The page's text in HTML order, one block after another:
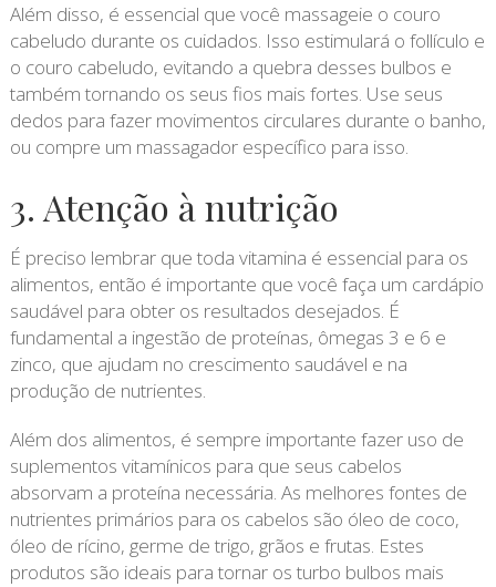
Além disso, é essencial que você massageie o couro
cabeludo durante os cuidados. Isso estimulará o follículo e
o couro cabeludo, evitando a quebra desses bulbos e
também tornando os seus fios mais fortes. Use seus
dedos para fazer movimentos circulares durante o banho,
ou compre um massagador específico para isso.
3. Atenção à nutrição
É preciso lembrar que toda vitamina é essencial para os
alimentos, então é importante que você faça um cardápio
saudável para obter os resultados desejados. É
fundamental a ingestão de proteínas, ômegas 3 e 6 e
zinco, que ajudam no crescimento saudável e na
produção de nutrientes.
Além dos alimentos, é sempre importante fazer uso de
suplementos vitamínicos para que seus cabelos
absorvam a proteína necessária. As melhores fontes de
nutrientes primários para os cabelos são óleo de coco,
óleo de rícino, germe de trigo, grãos e frutas. Estes
produtos são ideais para tornar os turbo bulbos mais